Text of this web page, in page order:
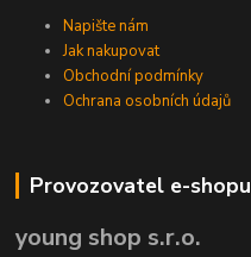
Napište nám
Jak nakupovat
Obchodní podmínky
Ochrana osobních údajů
Provozovatel e-shopu
young shop s.r.o.